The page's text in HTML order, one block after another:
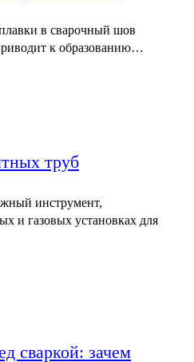
в сварочный шов
к образованию…
труб
инструмент,
и газовых установках для
сваркой: зачем